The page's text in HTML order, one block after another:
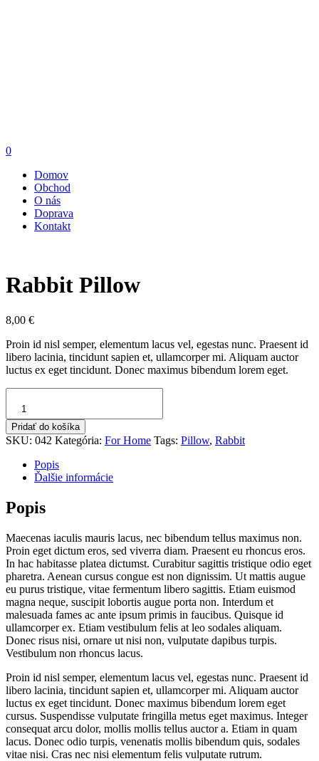
0
Domov
Obchod
O nás
Doprava
Kontakt
Rabbit Pillow
8,00 €
Proin id nisl semper, elementum lacus vel, egestas nunc. Praesent id
libero lacinia, tincidunt sapien et, ullamcorper mi. Aliquam auctor
luctus ex eget tincidunt. Donec maximus bibendum lorem eget.
Rabbit
Pillow
Pridať do košíka
SKU: 042 Kategória: For Home Tags: Pillow, Rabbit
Popis
Ďalšie informácie
Popis
Maecenas iaculis mauris lacus, nec bibendum tellus maximus non.
Proin eget dictum eros, sed viverra diam. Praesent eu rhoncus eros.
In hac habitasse platea dictumst. Curabitur sagittis tristique odio eget
pharetra. Aenean cursus congue est non dignissim. Ut mattis augue
eu purus tristique, vitae fermentum libero sagittis. Etiam euismod
magna neque, suscipit lobortis augue porta non. Interdum et
malesuada fames ac ante ipsum primis in faucibus. Quisque id
ullamcorper ex. Etiam vestibulum felis at leo sodales aliquam.
Donec risus nisi, ornare ut nisi non, vulputate dapibus turpis.
Vestibulum non rhoncus lacus.
Proin id nisl semper, elementum lacus vel, egestas nunc. Praesent id
libero lacinia, tincidunt sapien et, ullamcorper mi. Aliquam auctor
luctus ex eget tincidunt. Donec maximus bibendum lorem eget
cursus. Suspendisse vulputate fringilla metus eget maximus. Integer
consequat arcu dolor, mollis mollis tellus auctor a. Etiam in quam
lacus. Donec odio turpis, venenatis mollis bibendum quis, sodales
vitae nisi. Cras nec nisi elementum felis vulputate rutrum.